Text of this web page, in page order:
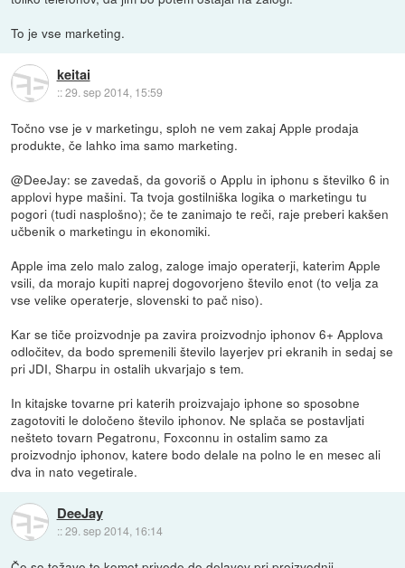
To je vse marketing.
keitai
::29. sep 2014, 15:59
Točno vse je v marketingu, sploh ne vem zakaj Apple prodaja
produkte, če lahko ima samo marketing.
@DeeJay: se zavedaš, da govoriš o Applu in iphonu s številko 6 in
applovi hype mašini. Ta tvoja gostilniška logika o marketingu tu
pogori (tudi nasplošno); če te zanimajo te reči, raje preberi kakšen
učbenik o marketingu in ekonomiki.
Apple ima zelo malo zalog, zaloge imajo operaterji, katerim Apple
vsili, da morajo kupiti naprej dogovorjeno število enot (to velja za
vse velike operaterje, slovenski to pač niso).
Kar se tiče proizvodnje pa zavira proizvodnjo iphonov 6+ Applova
odločitev, da bodo spremenili število layerjev pri ekranih in sedaj se
pri JDI, Sharpu in ostalih ukvarjajo s tem.
In kitajske tovarne pri katerih proizvajajo iphone so sposobne
zagotoviti le določeno število iphonov. Ne splača se postavljati
nešteto tovarn Pegatronu, Foxconnu in ostalim samo za
proizvodnjo iphonov, katere bodo delale na polno le en mesec ali
dva in nato vegetirale.
DeeJay
::29. sep 2014, 16:14